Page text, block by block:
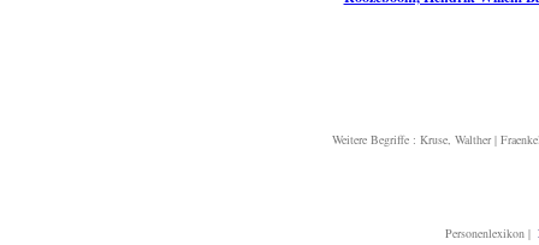
Weitere Begriffe : Kruse, Walther|
Personenlexikon|